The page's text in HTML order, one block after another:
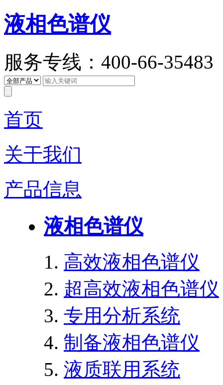
液相色谱仪
服务专线：400-66-35483
首页
关于我们
产品信息
液相色谱仪
高效液相色谱仪
超高效液相色谱仪
专用分析系统
制备液相色谱仪
液质联用系统